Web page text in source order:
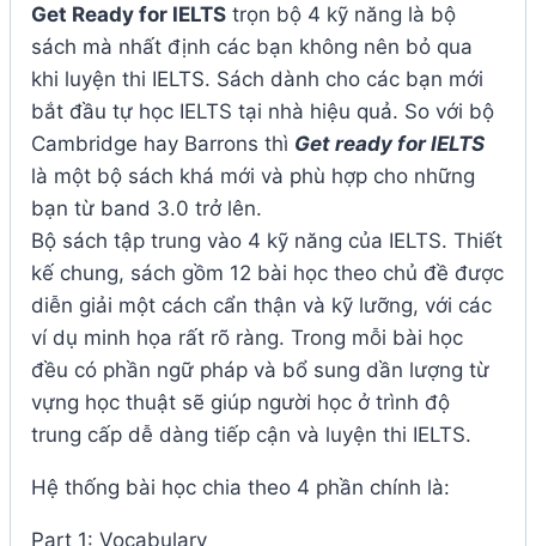
Get Ready for IELTS trọn bộ 4 kỹ năng là bộ
sách mà nhất định các bạn không nên bỏ qua
khi luyện thi IELTS. Sách dành cho các bạn mới
bắt đầu tự học IELTS tại nhà hiệu quả. So với bộ
Cambridge hay Barrons thì Get ready for IELTS
là một bộ sách khá mới và phù hợp cho những
bạn từ band 3.0 trở lên.
Bộ sách tập trung vào 4 kỹ năng của IELTS. Thiết
kế chung, sách gồm 12 bài học theo chủ đề được
diễn giải một cách cẩn thận và kỹ lưỡng, với các
ví dụ minh họa rất rõ ràng. Trong mỗi bài học
đều có phần ngữ pháp và bổ sung dần lượng từ
vựng học thuật sẽ giúp người học ở trình độ
trung cấp dễ dàng tiếp cận và luyện thi IELTS.
Hệ thống bài học chia theo 4 phần chính là:
Part 1: Vocabulary